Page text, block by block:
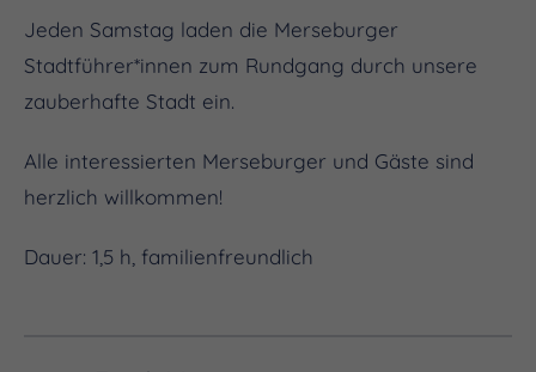
Jeden Samstag laden die Merseburger
Stadtführer*innen zum Rundgang durch unsere
zauberhafte Stadt ein.
Alle interessierten Merseburger und Gäste sind
herzlich willkommen!
Dauer: 1,5 h, familienfreundlich